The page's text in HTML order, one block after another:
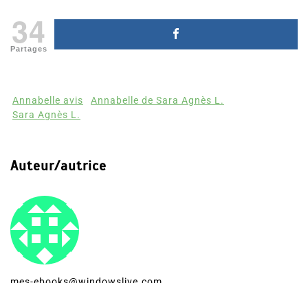
34
Partages
Annabelle avis
Annabelle de Sara Agnès L.
Sara Agnès L.
Auteur/autrice